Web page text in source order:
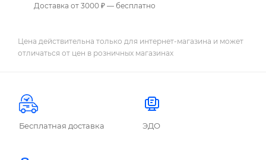
Доставка от 3000 ₽ — бесплатно
Цена действительна только для интернет-магазина и может
отличаться от цен в розничных магазинах
Бесплатная доставка ЭДО